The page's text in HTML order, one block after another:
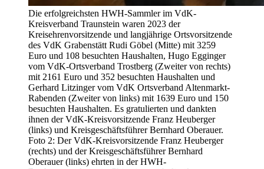
Die erfolgreichsten HWH-Sammler im VdK-
Kreisverband Traunstein waren 2023 der
Kreisehrenvorsitzende und langjährige Ortsvorsitzende
des VdK Grabenstätt Rudi Göbel (Mitte) mit 3259
Euro und 108 besuchten Haushalten, Hugo Egginger
vom VdK-Ortsverband Trostberg (Zweiter von rechts)
mit 2161 Euro und 352 besuchten Haushalten und
Gerhard Litzinger vom VdK Ortsverband Altenmarkt-
Rabenden (Zweiter von links) mit 1639 Euro und 150
besuchten Haushalten. Es gratulierten und dankten
ihnen der VdK-Kreisvorsitzende Franz Heuberger
(links) und Kreisgeschäftsführer Bernhard Oberauer.
Foto 2: Der VdK-Kreisvorsitzende Franz Heuberger
(rechts) und der Kreisgeschäftsführer Bernhard
Oberauer (links) ehrten in der HWH-